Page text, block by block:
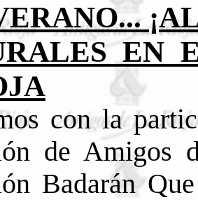
EN
con la
de Amigos
Badarán